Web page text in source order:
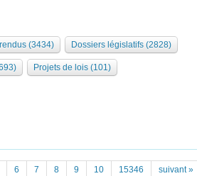
(3434) Dossiers législatifs (2828)
Projets de lois (101)
6 7 8 9 10 15346 suivant »